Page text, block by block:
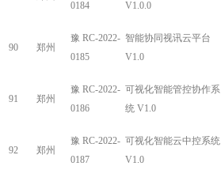
0184
V1.0.0
90 郑州
豫 RC-2022-
0185
智能协同视讯云平台
V1.0
91 郑州
豫 RC-2022-
0186
可视化智能管控协作系
统 V1.0
92 郑州
豫 RC-2022-
0187
可视化智能云中控系统
V1.0